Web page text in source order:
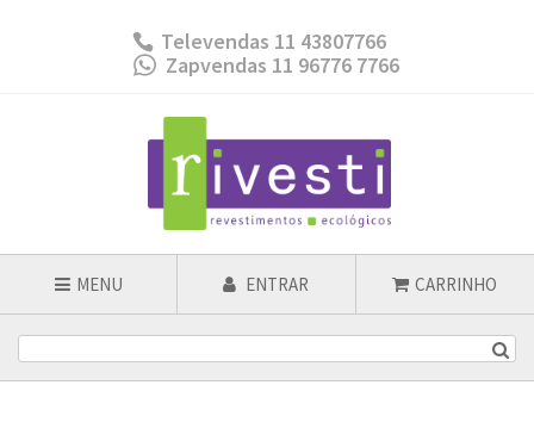
Televendas 11 43807766
Zapvendas 11 96776 7766
MENU ENTRAR CARRINHO